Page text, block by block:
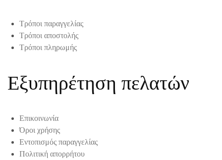
Τρόποι παραγγελίας
Τρόποι αποστολής
Τρόποι πληρωμής
Εξυπηρέτηση πελατών
Επικοινωνία
Όροι χρήσης
Εντοπισμός παραγγελίας
Πολιτική απορρήτου